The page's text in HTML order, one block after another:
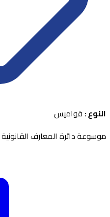
النوع : قواميس
موسوعة دائرة المعارف القانونية